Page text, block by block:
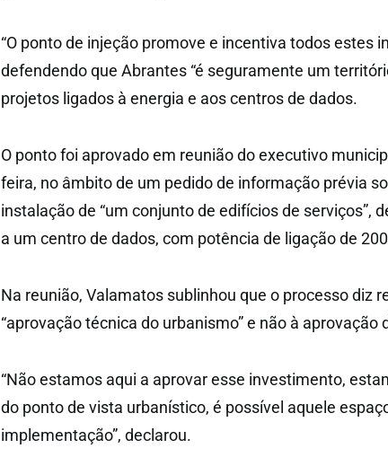
“O ponto de injeção promove e incentiva todos estes
defendendo que Abrantes “é seguramente um
projetos ligados à energia e aos centros de dados.
O ponto foi aprovado em reunião do executivo
feira, no âmbito de um pedido de informação prévia
instalação de “um conjunto de edifícios de serviços”,
a um centro de dados, com potência de ligação de 200
Na reunião, Valamatos sublinhou que o processo diz
“aprovação técnica do urbanismo” e não à
“Não estamos aqui a aprovar esse investimento,
do ponto de vista urbanístico, é possível aquele
implementação”, declarou.